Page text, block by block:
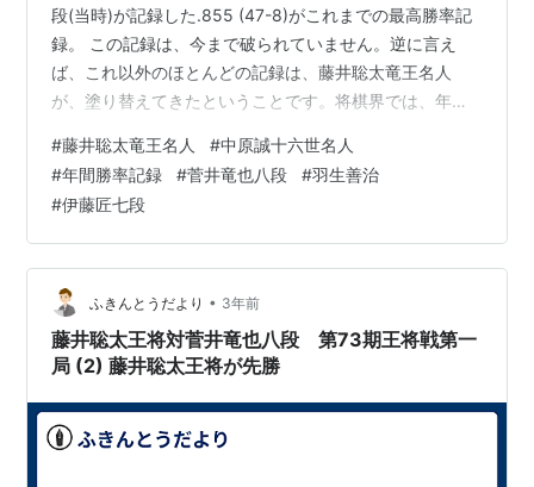
段(当時)が記録した.855 (47-8)がこれまでの最高勝率記
録。 この記録は、今まで破られていません。逆に言え
ば、これ以外のほとんどの記録は、藤井聡太竜王名人
が、塗り替えてきたということです。将棋界では、年間
が4/1から3/31までとなっているので、現時点(1/16現在)
の記録は、暫定的なものです。 中原誠十六世名人が持つ
年間最高勝率は、達成するのが難しく、これまで55年間
破る棋士はいませんでした。あのレジェンド・羽生善治
九段でさえも破れませんでした。 しかし、何と!! 今年度
は、…
#藤井聡太竜王名人 #中原誠十六世名人
#年間勝率記録 #菅井竜也八段 #羽生善治
#伊藤匠七段
ふきんとうだより • 3年前
藤井聡太王将対菅井竜也八段 第73期王将戦第一
局 (2) 藤井聡太王将が先勝